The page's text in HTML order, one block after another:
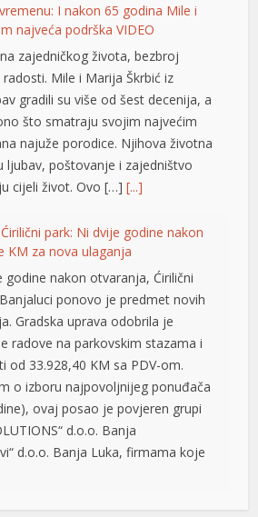
I nakon 65 godina Mile i
najveća podrška VIDEO
zajedničkog života, bezbroj
Mile i Marija Škrbić iz
gradili su više od šest decenija, a
što smatraju svojim najvećim
najuže porodice. Njihova životna
ljubav, poštovanje i zajedništvo
cijeli život. Ovo […][...]
park: Ni dvije godine nakon
KM za nova ulaganja
godine nakon otvaranja, Ćirilični
ponovo je predmet novih
Gradska uprava odobrila je
radove na parkovskim stazama i
od 33.928,40 KM sa PDV-om.
o izboru najpovoljnijeg ponuđača
ovaj posao je povjeren grupi
d.o.o. Banja
d.o.o. Banja Luka, firmama koje